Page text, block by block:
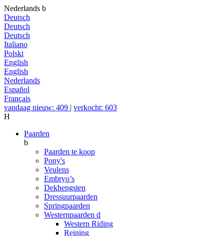
Nederlands b
Deutsch
Deutsch
Deutsch
Italiano
Polski
English
English
Nederlands
Español
Français
vandaag nieuw: 409 | verkocht: 603
H
Paarden
b
Paarden te koop
Pony's
Veulens
Embryo’s
Dekhengsten
Dressuurpaarden
Springpaarden
Westernpaarden d
Western Riding
Reining